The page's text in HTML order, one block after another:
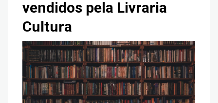
vendidos pela Livraria
Cultura